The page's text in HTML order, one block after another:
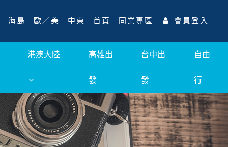
海島 歐／美 中東 首頁 同業專區 會員登入
港澳大陸 高雄出
發
台中出
發
自由
行